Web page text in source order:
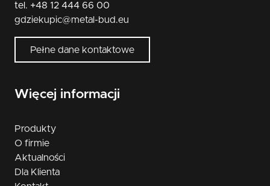
tel. +48 12 444 66 00
gdziekupic@metal-bud.eu
Pełne dane kontaktowe
Więcej informacji
Produkty
O firmie
Aktualności
Dla Klienta